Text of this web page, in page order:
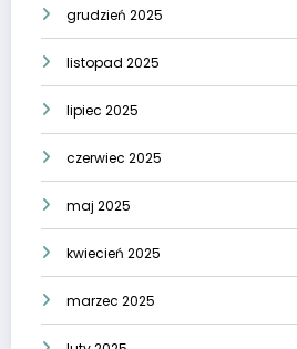
grudzień 2025
listopad 2025
lipiec 2025
czerwiec 2025
maj 2025
kwiecień 2025
marzec 2025